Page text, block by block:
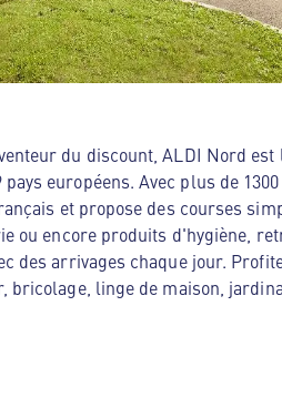
du discount, ALDI Nord
européens. Avec plus de
et propose des courses
ou encore produits d'hygiène,
des arrivages chaque jour.
linge de maison,